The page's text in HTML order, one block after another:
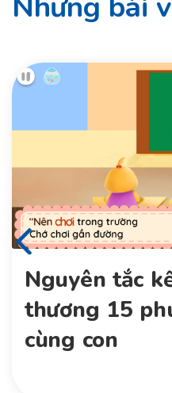
Nguyên tắc
thương 15
cùng con